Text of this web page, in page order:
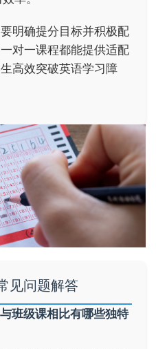
明确提分目标并积极配
对一课程都能提供适配
高效突破英语学习障
见问题解答
班级课相比有哪些独特